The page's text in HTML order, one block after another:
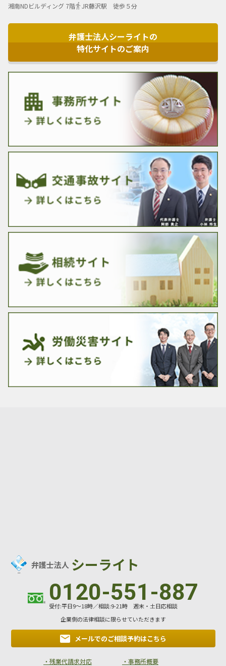
湘南NDビルディング 7階
JR藤沢駅 徒歩５分
弁護士法人シーライトの
特化サイトのご案内
弁護士法人 シーライト
0120-551-887
受付:平日9～18時／相談:9-21時 週末・土日応相談
企業側の法律相談に限らせていただきます
メールでのご相談予約はこちら
・残業代請求対応 ・事務所概要